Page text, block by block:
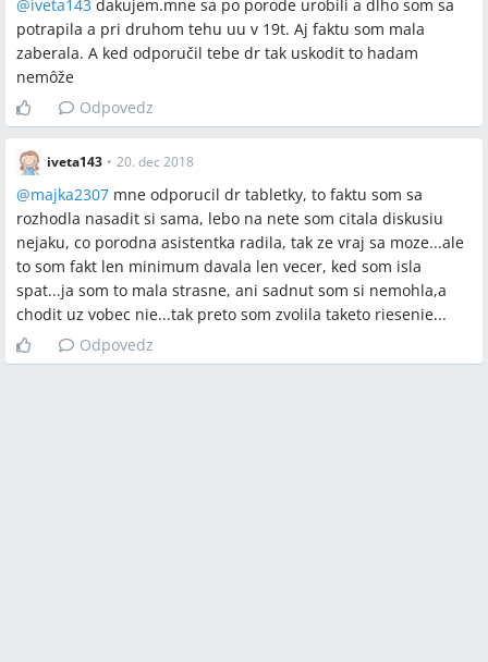
@iveta143 dakujem.mne sa po porode urobili a dlho som sa
potrapila a pri druhom tehu uu v 19t. Aj faktu som mala
zaberala. A ked odporučil tebe dr tak uskodit to hadam
nemôže
Odpovedz
iveta143 • 20. dec 2018
@majka2307 mne odporucil dr tabletky, to faktu som sa
rozhodla nasadit si sama, lebo na nete som citala diskusiu
nejaku, co porodna asistentka radila, tak ze vraj sa moze...ale
to som fakt len minimum davala len vecer, ked som isla
spat...ja som to mala strasne, ani sadnut som si nemohla,a
chodit uz vobec nie...tak preto som zvolila taketo riesenie...
Odpovedz